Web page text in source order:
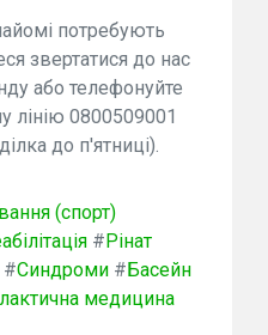
потребують
звертатися до нас
або телефонуйте
лінію 0800509001
до п'ятниці).
(спорт)
#Рінат
#Синдроми #Басейн
медицина